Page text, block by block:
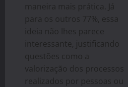
maneira mais prática. Já
para os outros 77%, essa
ideia não lhes parece
interessante, justificando
questões como a
valorização dos processos
realizados por pessoas ou